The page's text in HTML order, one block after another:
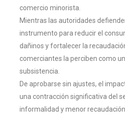
comercio minorista.
Mientras las autoridades
instrumento para reducir el
dañinos y fortalecer la
comerciantes la perciben como
subsistencia.
De aprobarse sin ajustes, el
una contracción significativa del
informalidad y menor